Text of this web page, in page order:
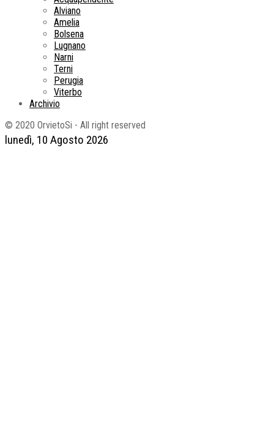
lunedì, 10 Agosto 2026
Alviano
Amelia
Bolsena
Lugnano
Narni
Terni
Perugia
Viterbo
Archivio
© 2020 OrvietoSi - All right reserved